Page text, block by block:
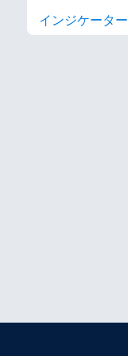
インジケーター